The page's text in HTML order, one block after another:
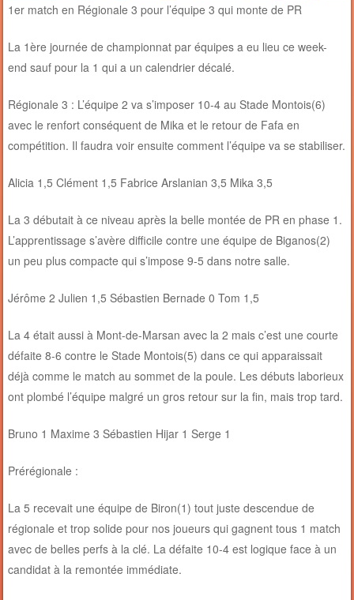
1er match en Régionale 3 pour l’équipe 3 qui monte de PR
La 1ère journée de championnat par équipes a eu lieu ce week-
end sauf pour la 1 qui a un calendrier décalé.
Régionale 3 : L’équipe 2 va s’imposer 10-4 au Stade Montois(6)
avec le renfort conséquent de Mika et le retour de Fafa en
compétition. Il faudra voir ensuite comment l’équipe va se stabiliser.
Alicia 1,5 Clément 1,5 Fabrice Arslanian 3,5 Mika 3,5
La 3 débutait à ce niveau après la belle montée de PR en phase 1.
L’apprentissage s’avère difficile contre une équipe de Biganos(2)
un peu plus compacte qui s’impose 9-5 dans notre salle.
Jérôme 2 Julien 1,5 Sébastien Bernade 0 Tom 1,5
La 4 était aussi à Mont-de-Marsan avec la 2 mais c’est une courte
défaite 8-6 contre le Stade Montois(5) dans ce qui apparaissait
déjà comme le match au sommet de la poule. Les débuts laborieux
ont plombé l’équipe malgré un gros retour sur la fin, mais trop tard.
Bruno 1 Maxime 3 Sébastien Hijar 1 Serge 1
Prérégionale :
La 5 recevait une équipe de Biron(1) tout juste descendue de
régionale et trop solide pour nos joueurs qui gagnent tous 1 match
avec de belles perfs à la clé. La défaite 10-4 est logique face à un
candidat à la remontée immédiate.